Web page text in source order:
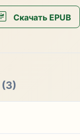
Скачать EPUB
(3)